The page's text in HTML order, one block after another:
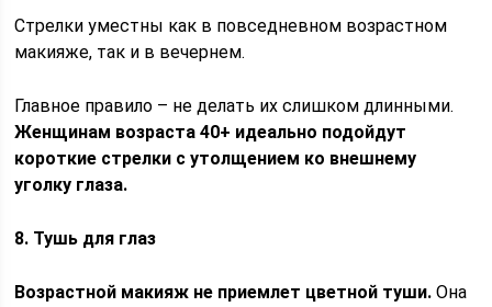
Стрелки уместны как в повседневном возрастном
макияже, так и в вечернем.
Главное правило – не делать их слишком длинными.
Женщинам возраста 40+ идеально подойдут
короткие стрелки с утолщением ко внешнему
уголку глаза.
8. Тушь для глаз
Возрастной макияж не приемлет цветной туши. Она